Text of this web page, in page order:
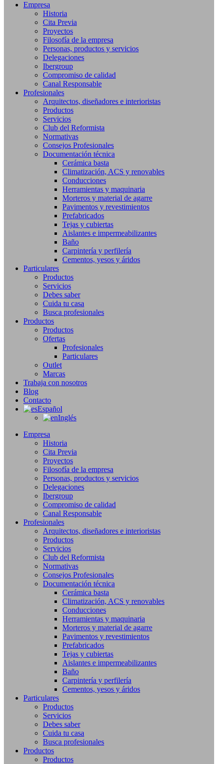
Empresa
Historia
Cita Previa
Proyectos
Filosofía de la empresa
Personas, productos y servicios
Delegaciones
Ibergroup
Compromiso de calidad
Canal Responsable
Profesionales
Arquitectos, diseñadores e interioristas
Productos
Servicios
Club del Reformista
Normativas
Consejos Profesionales
Documentación técnica
Cerámica basta
Climatización, ACS y renovables
Conducciones
Herramientas y maquinaria
Morteros y material de agarre
Pavimentos y revestimientos
Prefabricados
Tejas y cubiertas
Aislantes e impermeabilizantes
Baño
Carpintería y perfilería
Cementos, yesos y áridos
Particulares
Productos
Servicios
Debes saber
Cuida tu casa
Busca profesionales
Productos
Productos
Ofertas
Profesionales
Particulares
Outlet
Marcas
Trabaja con nosotros
Blog
Contacto
Español
Inglés
Empresa
Historia
Cita Previa
Proyectos
Filosofía de la empresa
Personas, productos y servicios
Delegaciones
Ibergroup
Compromiso de calidad
Canal Responsable
Profesionales
Arquitectos, diseñadores e interioristas
Productos
Servicios
Club del Reformista
Normativas
Consejos Profesionales
Documentación técnica
Cerámica basta
Climatización, ACS y renovables
Conducciones
Herramientas y maquinaria
Morteros y material de agarre
Pavimentos y revestimientos
Prefabricados
Tejas y cubiertas
Aislantes e impermeabilizantes
Baño
Carpintería y perfilería
Cementos, yesos y áridos
Particulares
Productos
Servicios
Debes saber
Cuida tu casa
Busca profesionales
Productos
Productos